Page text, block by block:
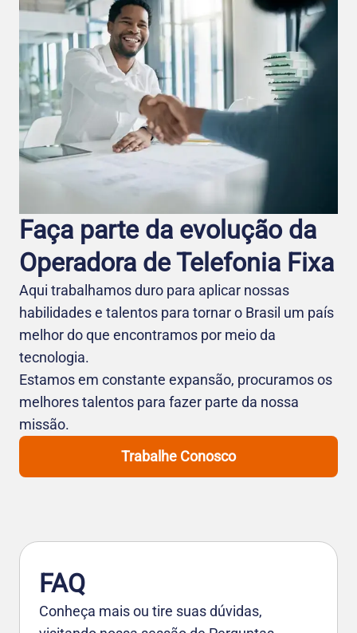
Faça parte da evolução da
Operadora de Telefo nia Fixa
Aqui trabalhamos duro para aplicar nossas
habilidades e talentos para tornar o Brasil um país
melhor do que encontramos por meio da
tecnologia.
Estamos em constante expansão, procuramos os
melhores talentos para fazer parte da nossa
missão.
Trabalhe Conosco
FAQ
Conheça mais ou tire suas dúvidas,